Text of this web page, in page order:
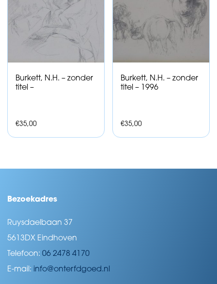
Burkett, N.H. – zonder
titel –
€35,00
Burkett, N.H. – zonder
titel – 1996
€35,00
Bezoekadres
Ruysdaelbaan 37
5613DX Eindhoven
Telefoon: 06 2478 4170
E-mail: info@onterfdgoed.nl